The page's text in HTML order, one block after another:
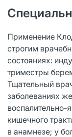
Применение
строгим
состояниях:
триместры
Тщательный
заболеваниях
кишечного
в анамнезе; у